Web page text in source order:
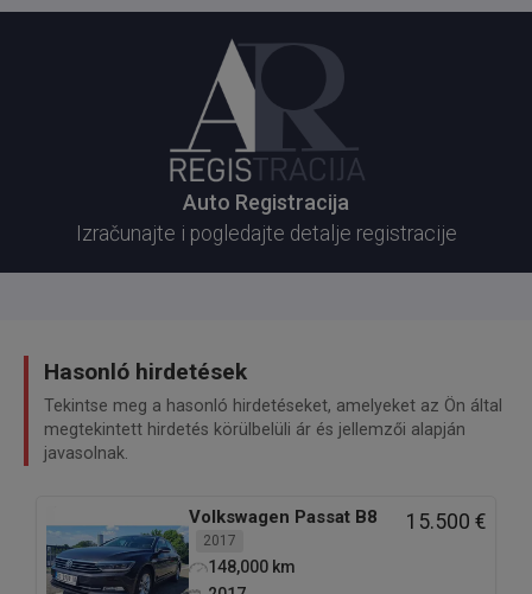
Auto Registracija
Izračunajte i pogledajte detalje registracije
Hasonló hirdetések
Tekintse meg a hasonló hirdetéseket, amelyeket az Ön által
megtekintett hirdetés körülbelüli ár és jellemzői alapján
javasolnak.
Volkswagen Passat B8
2017
15.500 €
148,000 km